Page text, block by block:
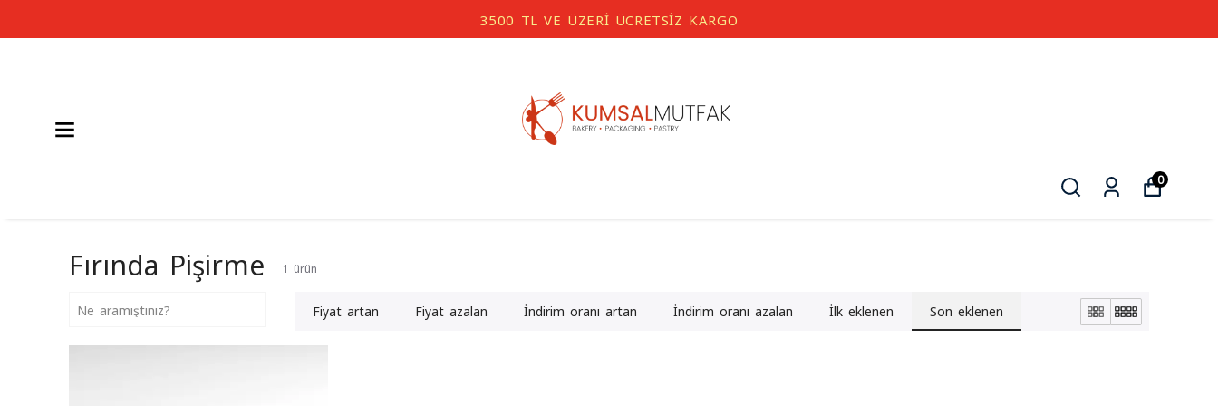
3500 TL VE ÜZERİ ÜCRETSİZ KARGO
0
Fırında Pişirme 1 ürün
Fiyat artan Fiyat azalan İndirim oranı artan İndirim oranı azalan İlk eklenen Son eklenen